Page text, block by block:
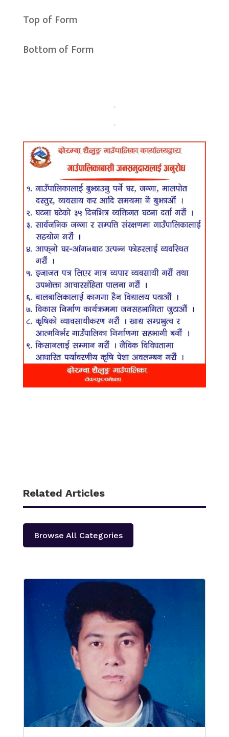
Top of Form
Bottom of Form
Related Articles
Browse All Categories